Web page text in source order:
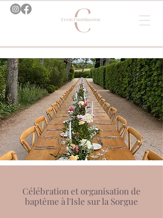
Célébration et organisation de
baptême à l'Isle sur la Sorgue